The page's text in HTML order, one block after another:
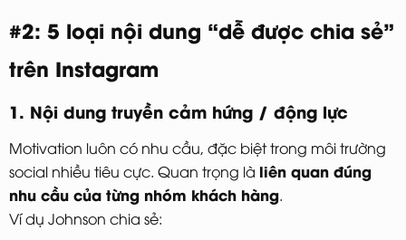
#2: 5 loại nội dung “dễ được chia sẻ”
trên Instagram
1. Nội dung truyền cảm hứng / động lực
Motivation luôn có nhu cầu, đặc biệt trong môi trường
social nhiều tiêu cực. Quan trọng là liên quan đúng
nhu cầu của từng nhóm khách hàng.
Ví dụ Johnson chia sẻ: